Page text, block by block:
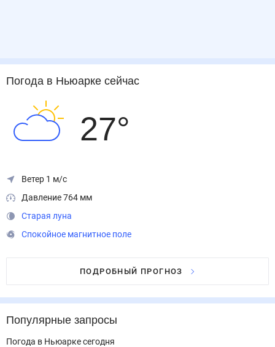
Погода в Ньюарке сейчас
27°
Ветер 1 м/с
Давление 764 мм
Старая луна
Спокойное магнитное поле
ПОДРОБНЫЙ ПРОГНОЗ
Популярные запросы
Погода в Ньюарке сегодня